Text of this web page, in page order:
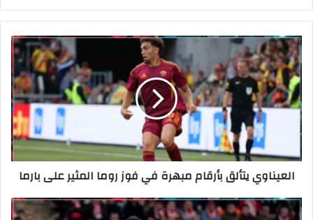
الوي
ب
العيناوي يتألق بأرقام مبهرة في فوز روما المثير على بارما